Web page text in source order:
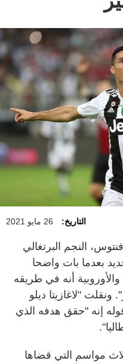
التاريخ: 26 مايو 2021
النجم البرتغالي
بعدما بات واضحا
أنه في طريقه
"لاغازيتا ديلو
إنه "حقق هدفه الذي
مواسم التي قضاها